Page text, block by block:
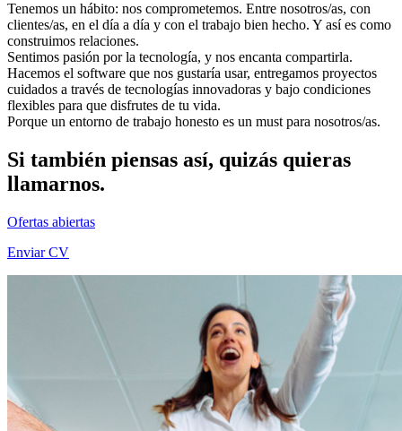
Tenemos un hábito: nos comprometemos. Entre nosotros/as, con
clientes/as, en el día a día y con el trabajo bien hecho. Y así es como
construimos relaciones.
Sentimos pasión por la tecnología, y nos encanta compartirla.
Hacemos el software que nos gustaría usar, entregamos proyectos
cuidados a través de tecnologías innovadoras y bajo condiciones
flexibles para que disfrutes de tu vida.
Porque un entorno de trabajo honesto es un must para nosotros/as.
Si también piensas así, quizás quieras
llamarnos.
Ofertas abiertas
Enviar CV